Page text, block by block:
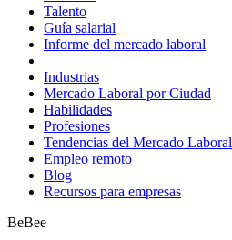
Talento
Guía salarial
Informe del mercado laboral
Industrias
Mercado Laboral por Ciudad
Habilidades
Profesiones
Tendencias del Mercado Laboral
Empleo remoto
Blog
Recursos para empresas
BeBee